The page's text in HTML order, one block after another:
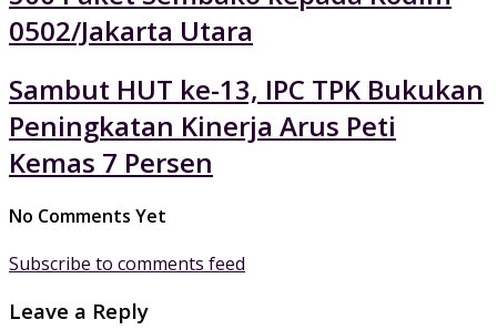
0502/Jakarta Utara
Sambut HUT ke-13, IPC TPK Bukukan
Peningkatan Kinerja Arus Peti
Kemas 7 Persen
No Comments Yet
Subscribe to comments feed
Leave a Reply